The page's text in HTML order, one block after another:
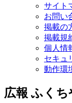
サイト
お問い
掲載の
掲載規
個人情
セキュ
動作環
広報 ふく